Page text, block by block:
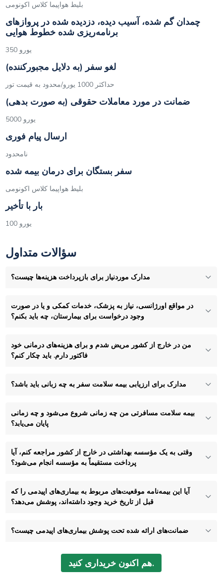
بلیط هواپیما کلاس اکونومی
چمدان گم شده، آسیب دیده، دزدیده شده در پروازهای
برنامه‌ریزی شده خطوط هوایی
350 یورو
لغو سفر (به دلایل مجبورکننده)
حداکثر 1000 یورو/محدود به قیمت تور
ضمانت در مورد معاملات حقوقی (به صورت بدهی)
5000 یورو
ارسال پیام فوری
نامحدود
سفر بستگان برای درمان بیمه شده
بلیط هواپیما کلاس اکونومی
بار با تأخیر
100 یورو
سؤالات متداول
مدارک موردنیاز برای بازپرداخت هزینه‌ها چیست؟
در مواقع اورژانسی، نیاز به پزشک، خدمات کمکی و یا در صورت
وجود درخواست برای بیمارستان، چه باید بکنم؟
من در خارج از کشور مریض شدم و برای هزینه‌های درمانی خود
فاکتور دارم. باید چکار کنم؟
مدارک برای ارزیابی بیمه سلامت سفر به چه زبانی باید باشد؟
بیمه سلامت مسافرتی من چه زمانی شروع می‌شود و چه زمانی
پایان می‌یابد؟
وقتی به یک مؤسسه بهداشتی در خارج از کشور مراجعه کنم، آیا
پرداخت مستقیماً به مؤسسه انجام می‌شود؟
آیا این بیمه‌نامه موقعیت‌های مربوط به بیماری‌های اپیدمی را که
قبل از تاریخ خرید وجود داشته‌اند، پوشش می‌دهد؟
ضمانت‌های ارائه شده تحت پوشش بیماری‌های اپیدمی چیست؟
هم اکنون خریداری کنید.